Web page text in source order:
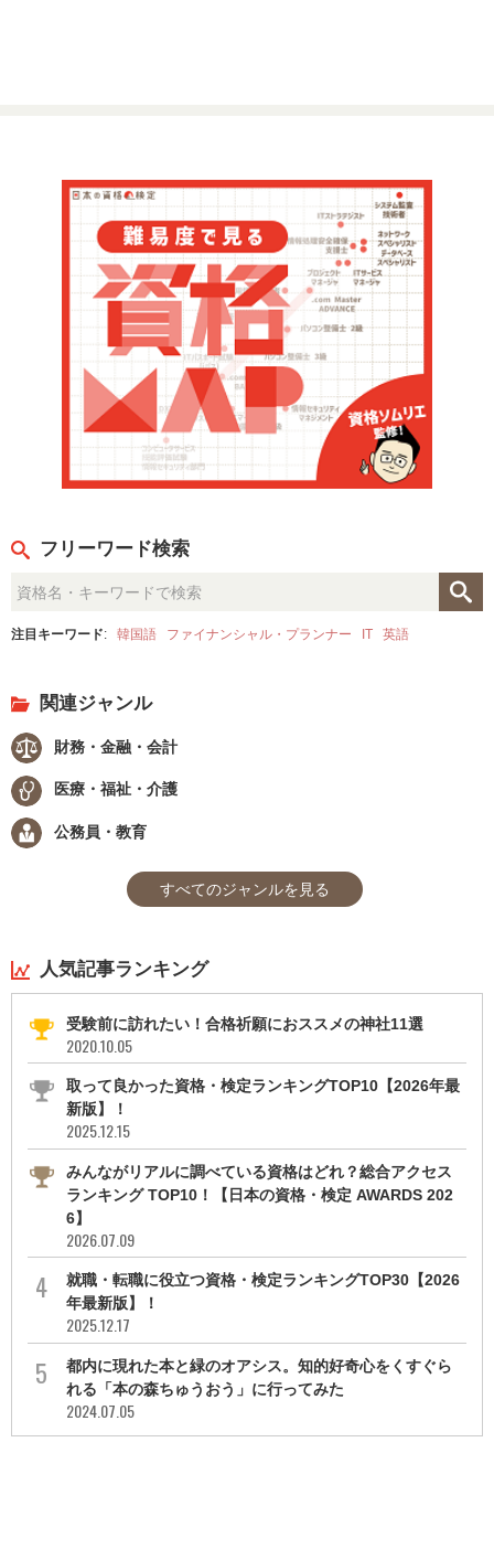
フリーワード検索
注目キーワード: 韓国語 ファイナンシャル・プランナー IT 英語
関連ジャンル
財務・金融・会計
医療・福祉・介護
公務員・教育
すべてのジャンルを見る
人気記事ランキング
受験前に訪れたい！合格祈願におススメの神社11選
2020.10.05
取って良かった資格・検定ランキングTOP10【2026年最
新版】！
2025.12.15
みんながリアルに調べている資格はどれ？総合アクセス
ランキング TOP10！【日本の資格・検定 AWARDS 202
6】
2026.07.09
就職・転職に役立つ資格・検定ランキングTOP30【2026
年最新版】！
2025.12.17
都内に現れた本と緑のオアシス。知的好奇心をくすぐら
れる「本の森ちゅうおう」に行ってみた
2024.07.05